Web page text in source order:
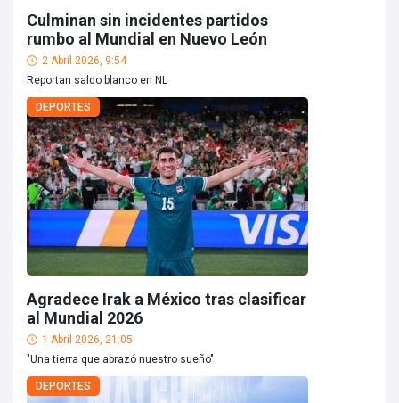
Culminan sin incidentes partidos
rumbo al Mundial en Nuevo León
2 Abril 2026, 9:54
Reportan saldo blanco en NL
DEPORTES
Agradece Irak a México tras clasificar
al Mundial 2026
1 Abril 2026, 21:05
"Una tierra que abrazó nuestro sueño"
DEPORTES